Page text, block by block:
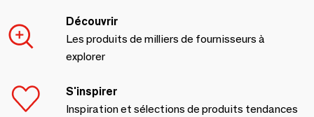
Découvrir
Les produits de milliers de fournisseurs à
explorer
S'inspirer
Inspiration et sélections de produits tendances